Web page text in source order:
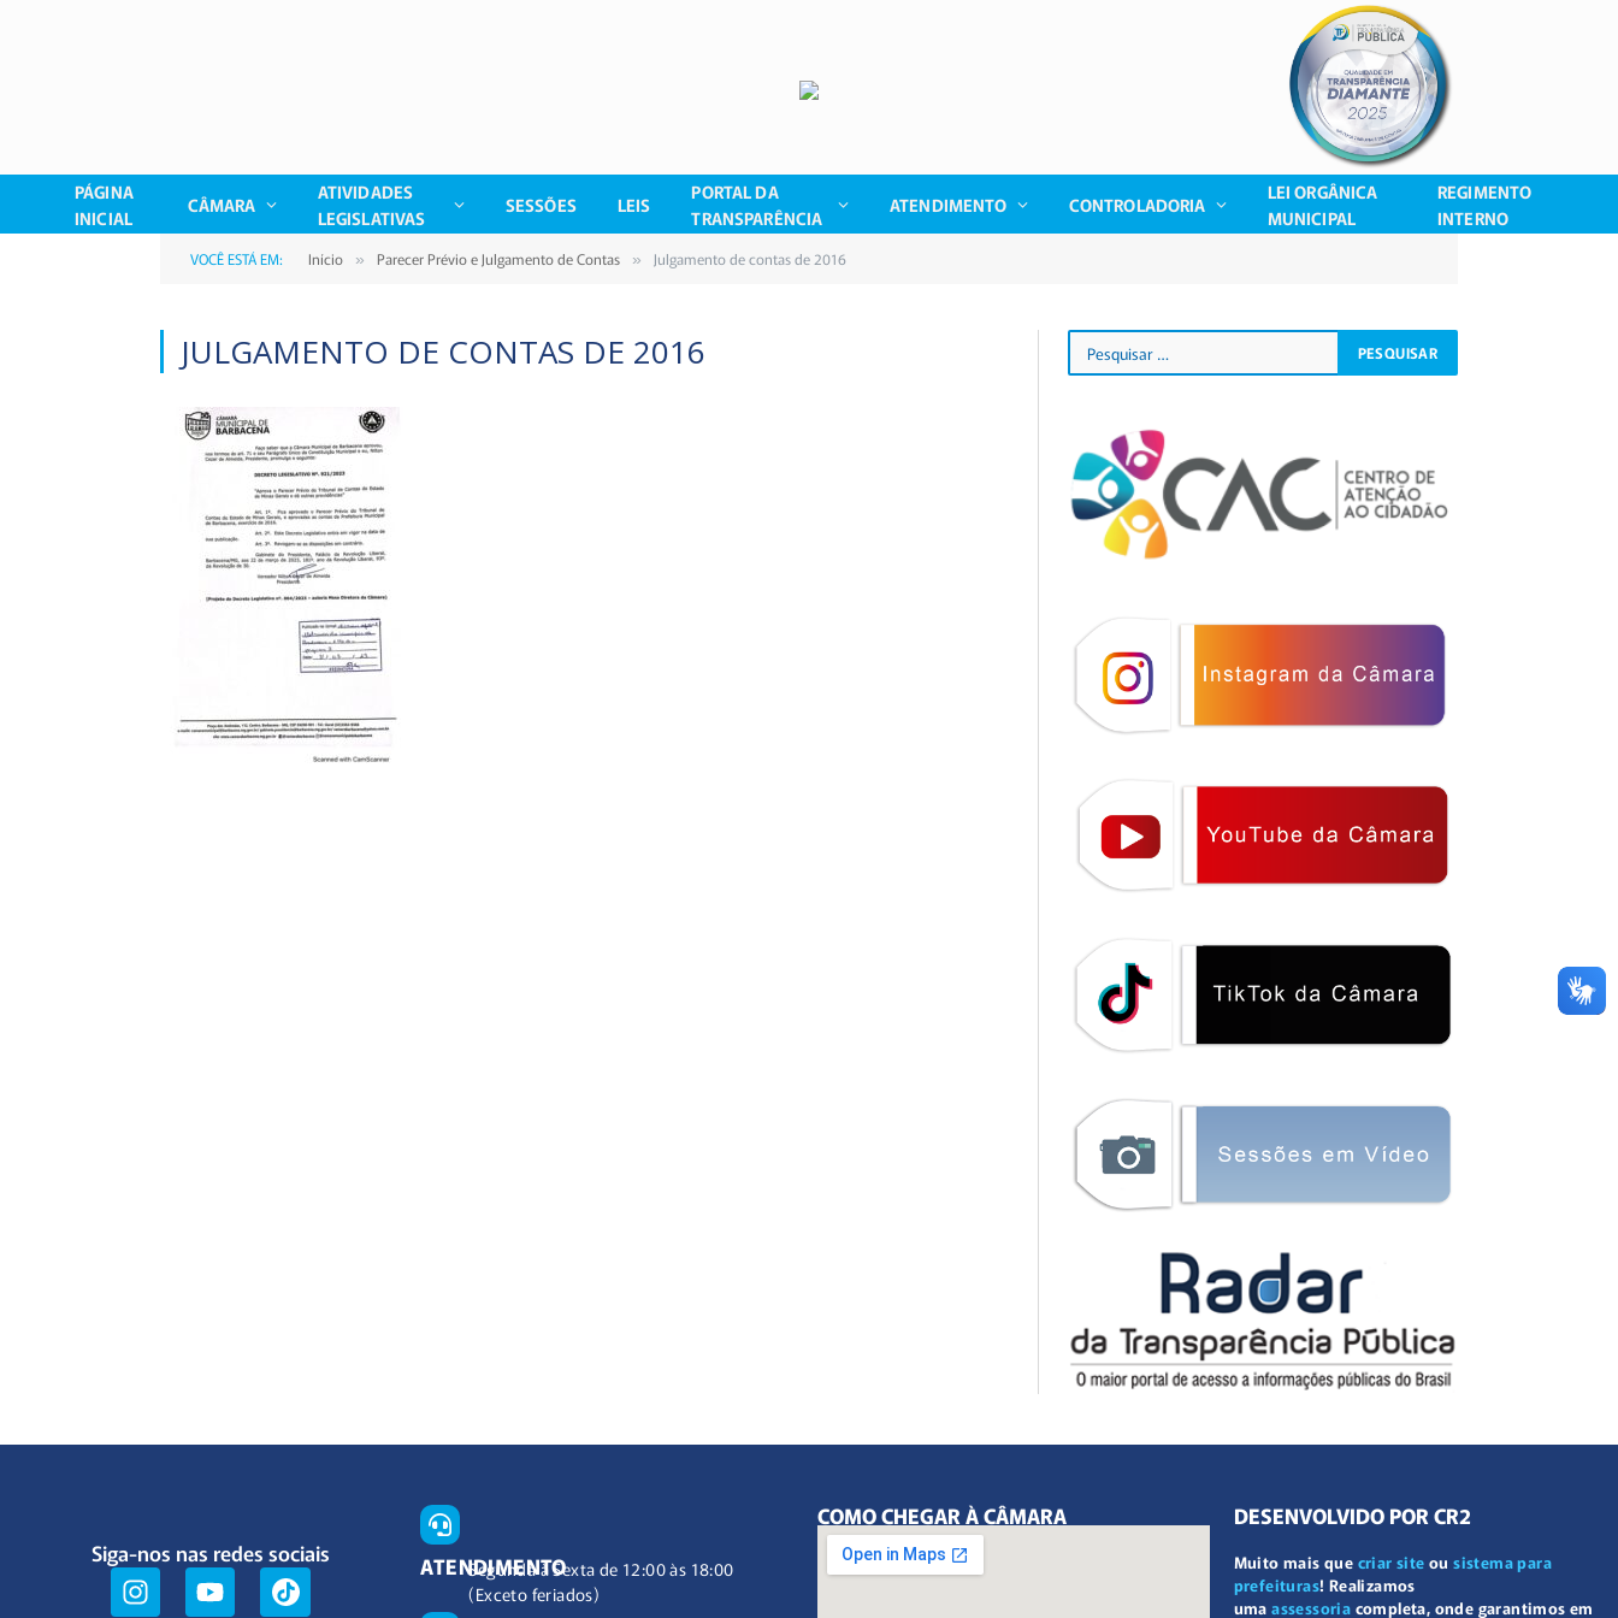
PÁGINA
INICIAL
CÂMARA
ATIVIDADES
LEGISLATIVAS
SESSÕES LEIS
PORTAL DA
TRANSPARÊNCIA
ATENDIMENTO CONTROLADORIA
LEI ORGÂNICA
MUNICIPAL
REGIMENTO
INTERNO
VOCÊ ESTÁ EM: Início » Parecer Prévio e Julgamento de Contas » Julgamento de contas de 2016
JULGAMENTO DE CONTAS DE 2016
Siga-nos nas redes sociais ATENDIMENTO
Segunda à Sexta de 12:00 às 18:00
(Exceto feriados)
COMO CHEGAR À CÂMARA
Muito mais que criar site ousistema para
prefeituras! Realizamos
umaassessoria completa, onde garantimos em
DESENVOLVIDO POR CR2